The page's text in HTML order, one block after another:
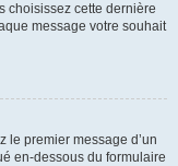
choisissez cette dernière
message votre souhait
le premier message d’un
en-dessous du formulaire